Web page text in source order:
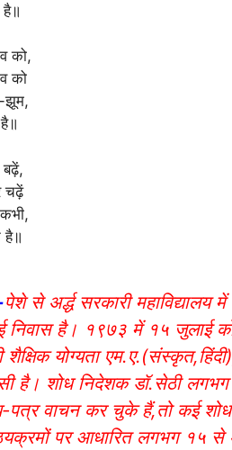
है॥
को,
को
झूम,
चढ़ें
है॥
पेशे से अर्द्ध सरकारी महाविद्यालय
निवास है। १९७३ में १५ जुलाई
शैक्षिक योग्यता
है। शोध निदेशक डॉ.सेठी लगभग
पत्र वाचन कर चुके हैं,तो कई शोध
पर आधारित लगभग १५ से